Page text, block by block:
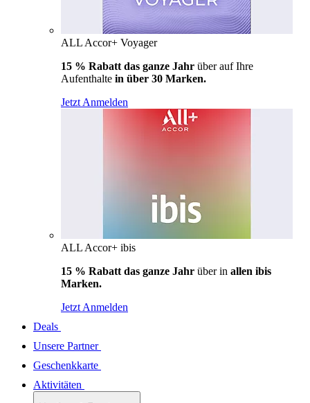
ALL Accor+ Voyager
15 % Rabatt das ganze Jahr über auf Ihre
Aufenthalte in über 30 Marken.
Jetzt Anmelden
ALL Accor+ ibis
15 % Rabatt das ganze Jahr über in allen ibis
Marken.
Jetzt Anmelden
Deals
Unsere Partner
Geschenkkarte
Aktivitäten